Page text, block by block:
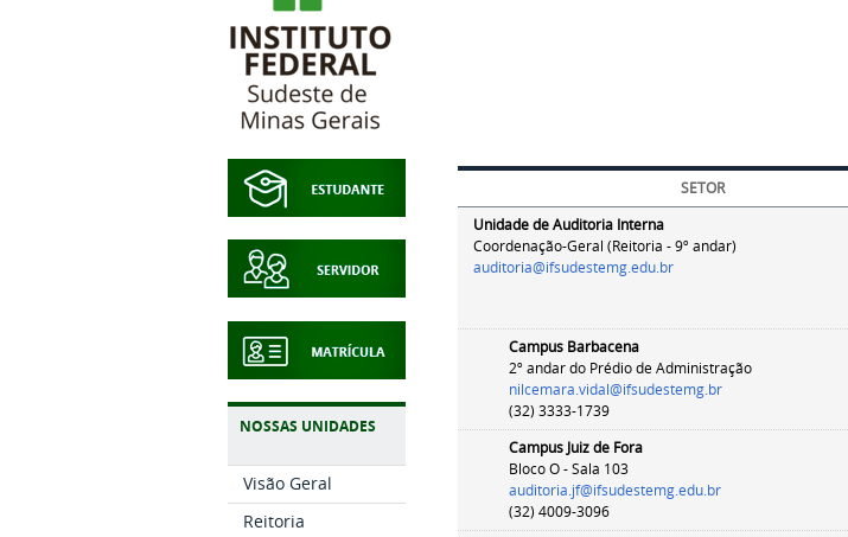
NOSSAS UNIDADES
Visão Geral
Reitoria
SETOR
Unidade de Auditoria Interna
Coordenação-Geral (Reitoria - 9º andar)
auditoria@ifsudestemg.edu.br
Campus Barbacena
2º andar do Prédio de Administração
nilcemara.vidal@ifsudestemg.br
(32) 3333-1739
Campus Juiz de Fora
Bloco O - Sala 103
auditoria.jf@ifsudestemg.edu.br
(32) 4009-3096